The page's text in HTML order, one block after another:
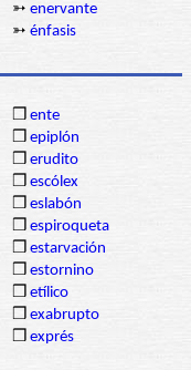
➳ enervante
➳ énfasis
❒ ente
❒ epiplón
❒ erudito
❒ escólex
❒ eslabón
❒ espiroqueta
❒ estarvación
❒ estornino
❒ etílico
❒ exabrupto
❒ exprés